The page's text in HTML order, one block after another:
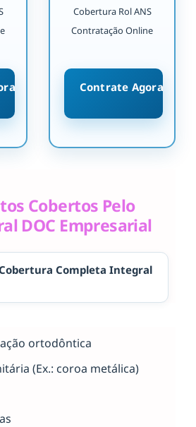
Cobertura Rol ANS
Contratação Online
Contrate Agora
Cobertos Pelo
DOC Empresarial
Completa Integral
ortodôntica
(Ex.: coroa metálica)